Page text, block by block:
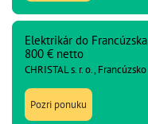
Elektrikár do
800 € netto
CHRISTAL s. r. o., Francúzsko
Pozri ponuku